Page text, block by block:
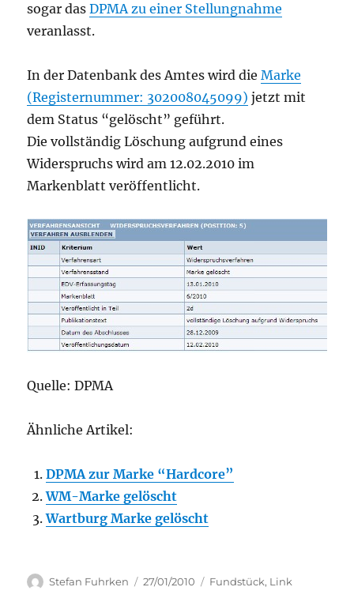
sogar dasDPMA zu einer Stellungnahme
veranlasst.
In der Datenbank des Amtes wird dieMarke
(Registernummer: 302008045099) jetzt mit
dem Status “gelöscht” geführt.
Die vollständig Löschung aufgrund eines
Widerspruchs wird am 12.02.2010 im
Markenblatt veröffentlicht.
Quelle: DPMA
Ähnliche Artikel:
DPMA zur Marke “Hardcore”
WM-Marke gelöscht
Wartburg Marke gelöscht
Author
Stefan Fuhrken
Posted
27/01/2010 Categories
Fundstück, Link